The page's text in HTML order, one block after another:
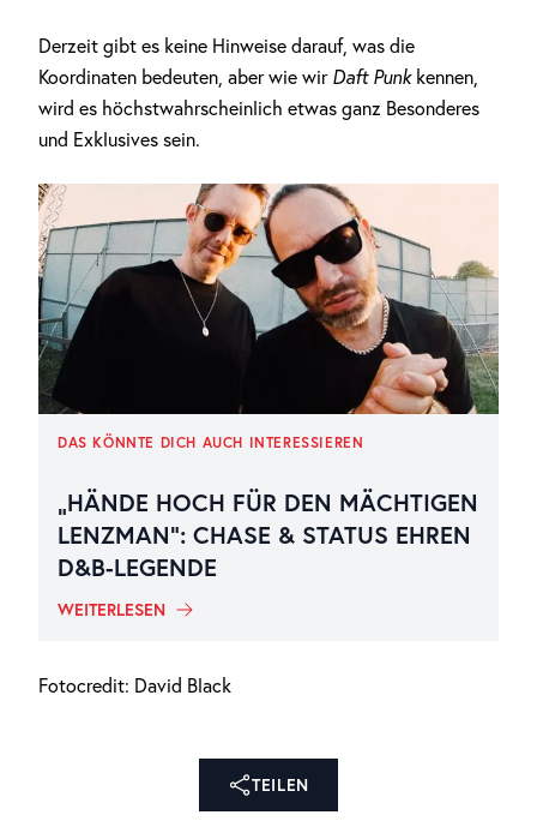
Derzeit gibt es keine Hinweise darauf, was die
Koordinaten bedeuten, aber wie wir Daft Punkkennen,
wird es höchstwahrscheinlich etwas ganz Besonderes
und Exklusives sein.
DAS KÖNNTE DICH AUCH INTERESSIEREN
„HÄNDE HOCH FÜR DEN MÄCHTIGEN
LENZMAN“: CHASE & STATUS EHREN
D&B-LEGENDE
WEITERLESEN
Fotocredit: David Black
TEILEN